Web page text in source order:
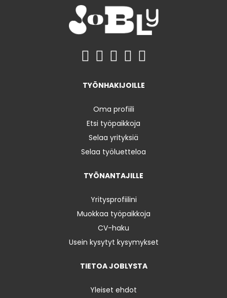
TYÖNHAKIJOILLE
Oma profiili
Etsi työpaikkoja
Selaa yrityksiä
Selaa työluetteloa
TYÖNANTAJILLE
Yritysprofiilini
Muokkaa työpaikkoja
CV-haku
Usein kysytyt kysymykset
TIETOA JOBLYSTA
Yleiset ehdot